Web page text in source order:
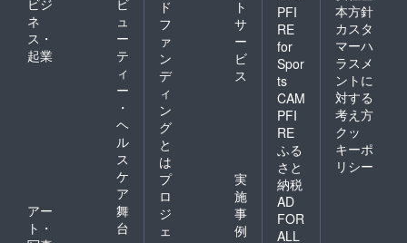
ビジ
ネ
ス・
起業
ビ
ュ
ー
テ
ィ
ー
・
ヘ
ル
ス
ケ
ア
アー
ト・
舞
台
ド
フ
ァ
ン
デ
ィ
ン
グ
と
は
ト
サ
ー
ビ
ス
プ
ロ
ジ
ェ
実
施
事
例
PFI
RE
for
Spor
ts
CAM
PFI
RE
ふる
さと
納税
AD
FOR
ALL
本方針
カスタ
マーハ
ラスメ
ントに
対する
考え方
クッ
キーポ
リシー